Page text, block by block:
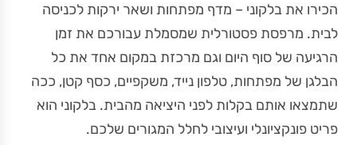
הכירו את בלקוני – מדף מפתחות ושאר ירקות לכניסה
לבית. מרפסת פסטורלית שמסמלת עבורכם את זמן
הרגיעה של סוף היום וגם מרכזת במקום אחד את כל
הבלגן של מפתחות, טלפון נייד, משקפיים, כסף קטן, ככה
שתמצאו אותם בקלות לפני היציאה מהבית. בלקוני הוא
פריט פונקציונלי ועיצובי לחלל המגורים שלכם.